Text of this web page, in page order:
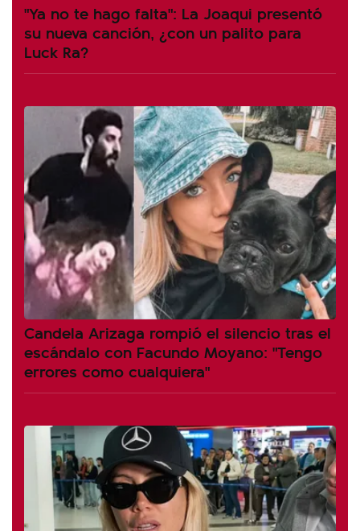
"Ya no te hago falta": La Joaqui presentó
su nueva canción, ¿con un palito para
Luck Ra?
Candela Arizaga rompió el silencio tras el
escándalo con Facundo Moyano: "Tengo
errores como cualquiera"